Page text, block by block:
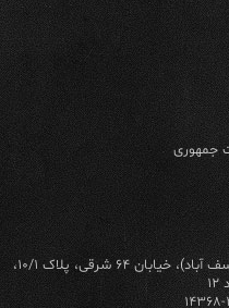
جمهوری
تهران، خیابان سیدجمال الدین اسدآبادی(یوسف آباد)، خیابان ۶۴ شرقی، پلاک ۱۰/۱،